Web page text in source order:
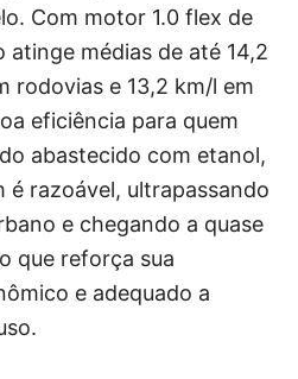
Com motor 1.0 flex de
médias de até 14,2
rodovias e 13,2 km/l em
eficiência para quem
abastecido com etanol,
é razoável, ultrapassando
e chegando a quase
que reforça sua
e adequado a